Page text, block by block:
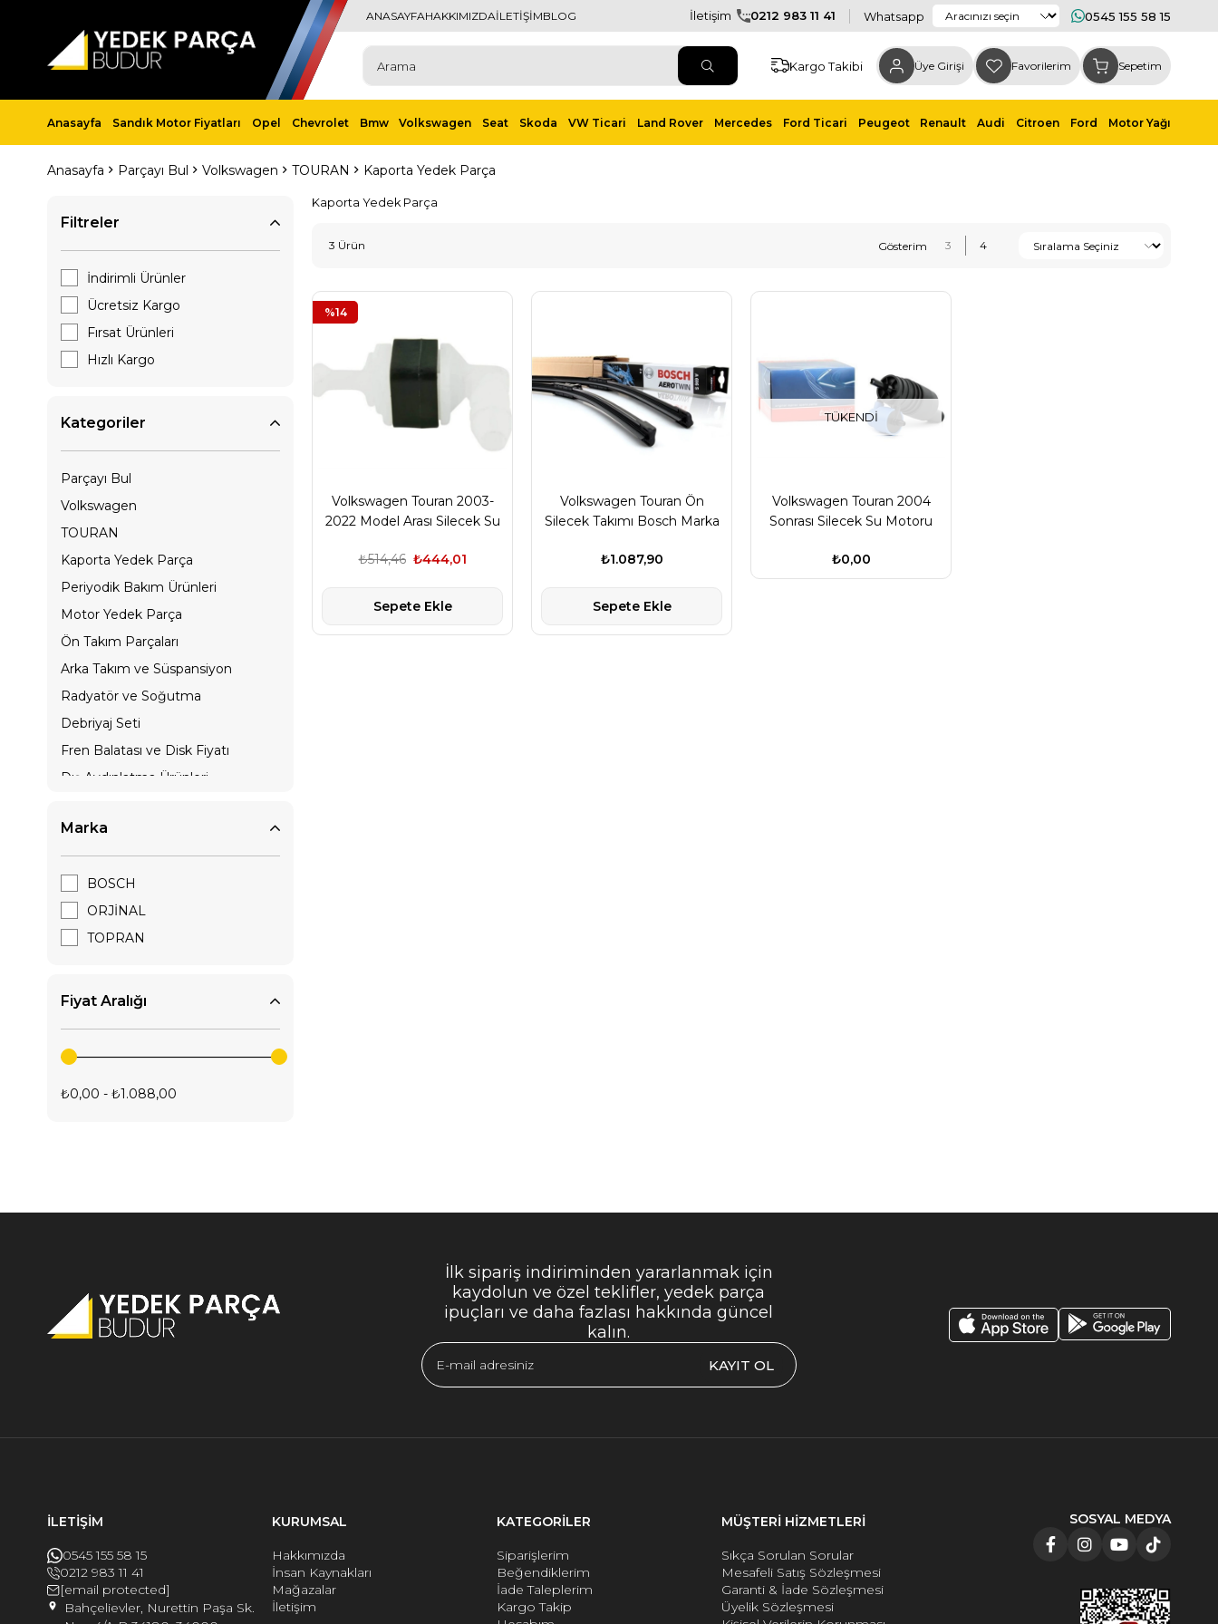
ANASAYFAHAKKIMIZDAİLETİŞİMBLOG İletişim 0212 983 11 41 Whatsapp 0545 155 58 15
Kargo Takibi Üye Girişi Favorilerim Sepetim
Anasayfa Sandık Motor Fiyatları Opel Chevrolet Bmw Volkswagen Seat Skoda VW Ticari Land Rover Mercedes Ford Ticari Peugeot Renault Audi Citroen Ford Motor Yağı
Anasayfa Parçayı Bul Volkswagen TOURAN Kaporta Yedek Parça
Filtreler
İndirimli Ürünler
Ücretsiz Kargo
Fırsat Ürünleri
Hızlı Kargo
Kategoriler
Parçayı Bul
Volkswagen
TOURAN
Kaporta Yedek Parça
Periyodik Bakım Ürünleri
Motor Yedek Parça
Ön Takım Parçaları
Arka Takım ve Süspansiyon
Radyatör ve Soğutma
Debriyaj Seti
Fren Balatası ve Disk Fiyatı
Dış Aydınlatma Ürünleri
İç Trim Yedek Parça
Sensör, Valf Ve Elektrik Ürünleri
Marka
BOSCH
ORJİNAL
TOPRAN
Fiyat Aralığı
₺0,00 - ₺1.088,00
Kaporta Yedek Parça
3 Ürün
Volkswagen Touran 2003-
2022 Model Arası Silecek Su
3B0955665C
₺444,01
₺514,46
Sepete Ekle
%14
Volkswagen Touran Ön
Silecek Takımı Bosch Marka
₺1.087,90
Sepete Ekle
TÜKENDI
Volkswagen Touran 2004
Sonrası Silecek Su Motoru
₺0,00
İlk sipariş indiriminden yararlanmak için
kaydolun ve özel teklifler, yedek parça
ipuçları ve daha fazlası hakkında güncel
kalın.
KAYIT OL
İLETİŞİM
0545 155 58 15
0212 983 11 41
[email protected]
Bahçelievler, Nurettin Paşa Sk.
KURUMSAL
Hakkımızda
İnsan Kaynakları
Mağazalar
İletişim
KATEGORİLER
Siparişlerim
Beğendiklerim
İade Taleplerim
Kargo Takip
MÜŞTERİ HİZMETLERİ
Sıkça Sorulan Sorular
Mesafeli Satış Sözleşmesi
Garanti & İade Sözleşmesi
Üyelik Sözleşmesi
SOSYAL MEDYA